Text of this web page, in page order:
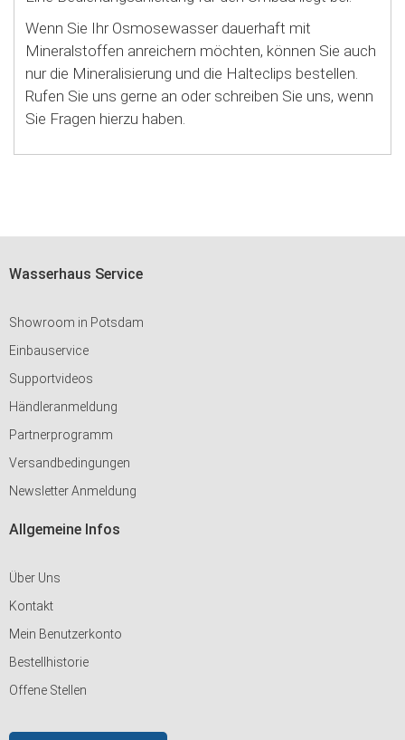
Wenn Sie Ihr Osmosewasser dauerhaft mit
Mineralstoffen anreichern möchten, können Sie auch
nur die Mineralisierung und die Halteclips bestellen.
Rufen Sie uns gerne an oder schreiben Sie uns, wenn
Sie Fragen hierzu haben.
Wasserhaus Service
Showroom in Potsdam
Einbauservice
Supportvideos
Händleranmeldung
Partnerprogramm
Versandbedingungen
Newsletter Anmeldung
Allgemeine Infos
Über Uns
Kontakt
Mein Benutzerkonto
Bestellhistorie
Offene Stellen